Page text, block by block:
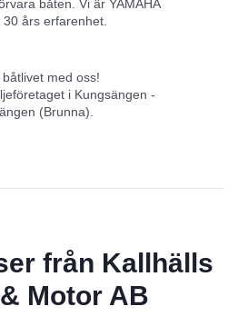
båten. Vi är YAMAHA
års erfarenhet.
med oss!
i Kungsängen -
(Brunna).
från Kallhälls
Motor AB